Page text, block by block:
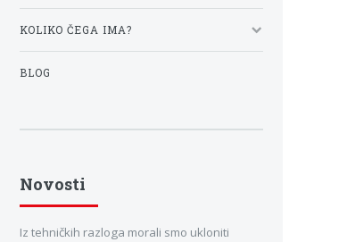
KOLIKO ČEGA IMA?
BLOG
Novosti
Iz tehničkih razloga morali smo ukloniti